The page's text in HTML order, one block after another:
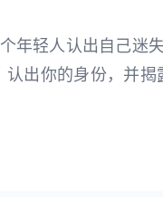
年轻人认出自己迷
出你的身份，并